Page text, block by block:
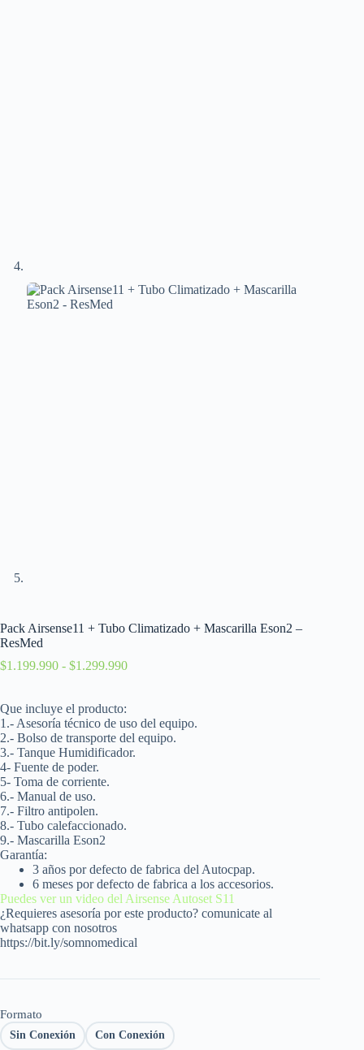
Pack Airsense11 + Tubo Climatizado + Mascarilla Eson2 –
ResMed
$1.199.990 - $1.299.990
Que incluye el producto:
1.- Asesoría técnico de uso del equipo.
2.- Bolso de transporte del equipo.
3.- Tanque Humidificador.
4- Fuente de poder.
5- Toma de corriente.
6.- Manual de uso.
7.- Filtro antipolen.
8.- Tubo calefaccionado.
9.- Mascarilla Eson2
Garantía:
3 años por defecto de fabrica del Autocpap.
6 meses por defecto de fabrica a los accesorios.
Puedes ver un video del Airsense Autoset S11
¿Requieres asesoría por este producto? comunicate al
whatsapp con nosotros
https://bit.ly/somnomedical
Formato
Sin Conexión Con Conexión